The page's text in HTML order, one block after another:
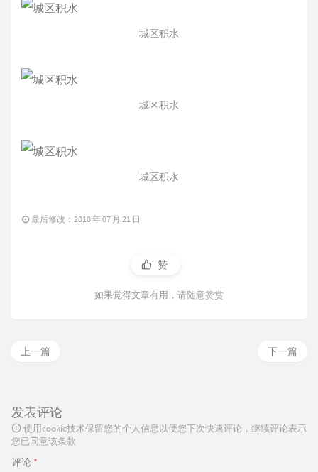
城区积水
城区积水
城区积水
最后修改：2010 年 07 月 21 日
赞
如果觉得文章有用，请随意赞赏
下一篇
上一篇
发表评论
使用cookie技术保留您的个人信息以便您下次快速评论，继续评论表示
您已同意该条款
评论 *